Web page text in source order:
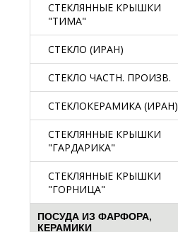
СТЕКЛЯННЫЕ КРЫШКИ
"ТИМА"
СТЕКЛО (ИРАН)
СТЕКЛО ЧАСТН. ПРОИЗВ.
СТЕКЛОКЕРАМИКА (ИРАН)
СТЕКЛЯННЫЕ КРЫШКИ
"ГАРДАРИКА"
СТЕКЛЯННЫЕ КРЫШКИ
"ГОРНИЦА"
ПОСУДА ИЗ ФАРФОРА,
КЕРАМИКИ